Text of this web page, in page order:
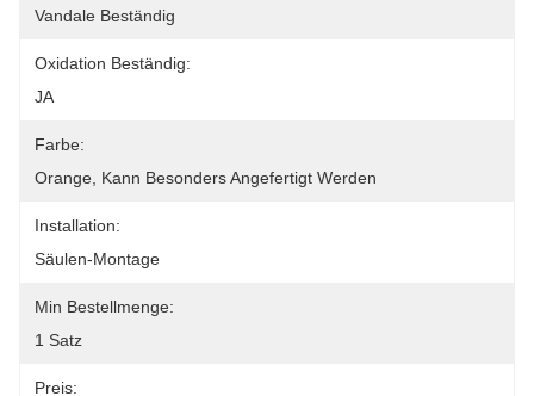
Vandale Beständig
Oxidation Beständig:
JA
Farbe:
Orange, Kann Besonders Angefertigt Werden
Installation:
Säulen-Montage
Min Bestellmenge:
1 Satz
Preis: